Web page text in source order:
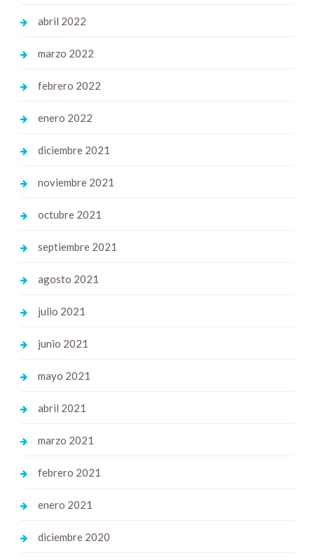
abril 2022
marzo 2022
febrero 2022
enero 2022
diciembre 2021
noviembre 2021
octubre 2021
septiembre 2021
agosto 2021
julio 2021
junio 2021
mayo 2021
abril 2021
marzo 2021
febrero 2021
enero 2021
diciembre 2020